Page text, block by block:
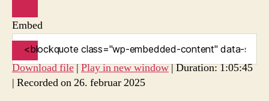
Embed
Download file|Play in new window|Duration: 1:05:45
| Recorded on 26. februar 2025